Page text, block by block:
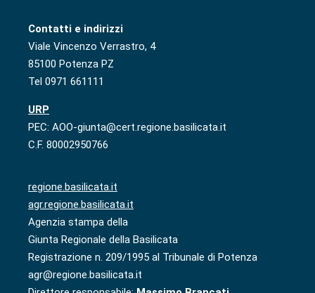
Contatti e indirizzi
Viale Vincenzo Verrastro, 4
85100 Potenza PZ
Tel 0971 661111
URP
PEC: AOO-giunta@cert.regione.basilicata.it
C.F. 80002950766
regione.basilicata.it
agr.regione.basilicata.it
Agenzia stampa della
Giunta Regionale della Basilicata
Registrazione n. 209/1995 al Tribunale di Potenza
agr@regione.basilicata.it